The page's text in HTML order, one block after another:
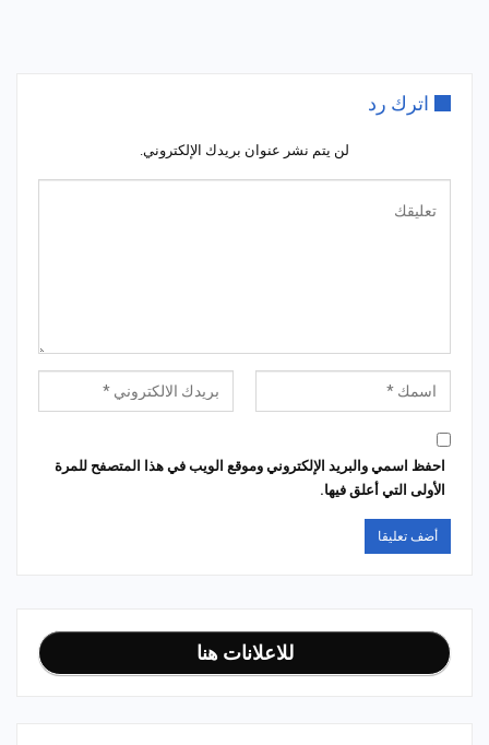
اترك رد
لن يتم نشر عنوان بريدك الإلكتروني.
احفظ اسمي والبريد الإلكتروني وموقع الويب في هذا المتصفح للمرة
الأولى التي أعلق فيها.
للاعلانات هنا